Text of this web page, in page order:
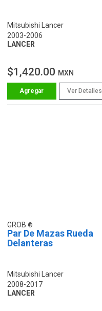
Mitsubishi Lancer
2003-2006
LANCER
$1,420.00 MXN
Ver Detalles
GROB
Par De Mazas Rueda
Delanteras
Mitsubishi Lancer
2008-2017
LANCER